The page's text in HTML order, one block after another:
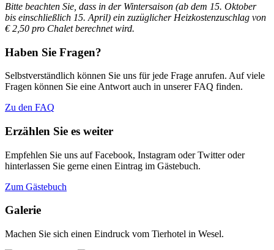
Bitte beachten Sie, dass in der Wintersaison (ab dem 15. Oktober
bis einschließlich 15. April) ein zuzüglicher Heizkostenzuschlag von
€ 2,50 pro Chalet berechnet wird.
Haben Sie Fragen?
Selbstverständlich können Sie uns für jede Frage anrufen. Auf viele
Fragen können Sie eine Antwort auch in unserer FAQ finden.
Zu den FAQ
Erzählen Sie es weiter
Empfehlen Sie uns auf Facebook, Instagram oder Twitter oder
hinterlassen Sie gerne einen Eintrag im Gästebuch.
Zum Gästebuch
Galerie
Machen Sie sich einen Eindruck vom Tierhotel in Wesel.